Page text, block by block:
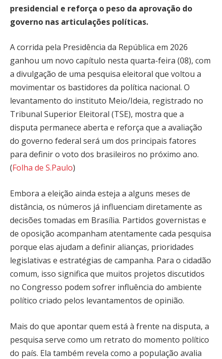
presidencial e reforça o peso da aprovação do
governo nas articulações políticas.
A corrida pela Presidência da República em 2026
ganhou um novo capítulo nesta quarta-feira (08), com
a divulgação de uma pesquisa eleitoral que voltou a
movimentar os bastidores da política nacional. O
levantamento do instituto Meio/Ideia, registrado no
Tribunal Superior Eleitoral (TSE), mostra que a
disputa permanece aberta e reforça que a avaliação
do governo federal será um dos principais fatores
para definir o voto dos brasileiros no próximo ano.
(Folha de S.Paulo)
Embora a eleição ainda esteja a alguns meses de
distância, os números já influenciam diretamente as
decisões tomadas em Brasília. Partidos governistas e
de oposição acompanham atentamente cada pesquisa
porque elas ajudam a definir alianças, prioridades
legislativas e estratégias de campanha. Para o cidadão
comum, isso significa que muitos projetos discutidos
no Congresso podem sofrer influência do ambiente
político criado pelos levantamentos de opinião.
Mais do que apontar quem está à frente na disputa, a
pesquisa serve como um retrato do momento político
do país. Ela também revela como a população avalia